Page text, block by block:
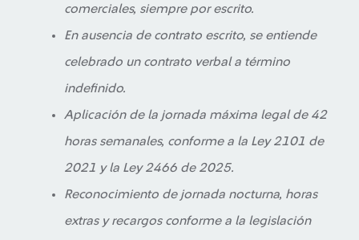
comerciales, siempre por escrito.
En ausencia de contrato escrito, se entiende
celebrado un contrato verbal a término
indefinido.
Aplicación de la jornada máxima legal de 42
horas semanales, conforme a la Ley 2101 de
2021 y la Ley 2466 de 2025.
Reconocimiento de jornada nocturna, horas
extras y recargos conforme a la legislación